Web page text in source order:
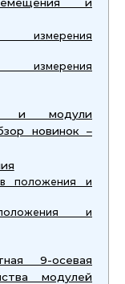
измерения
измерения
и модули
новинок –
положения и
и
9-осевая
модулей